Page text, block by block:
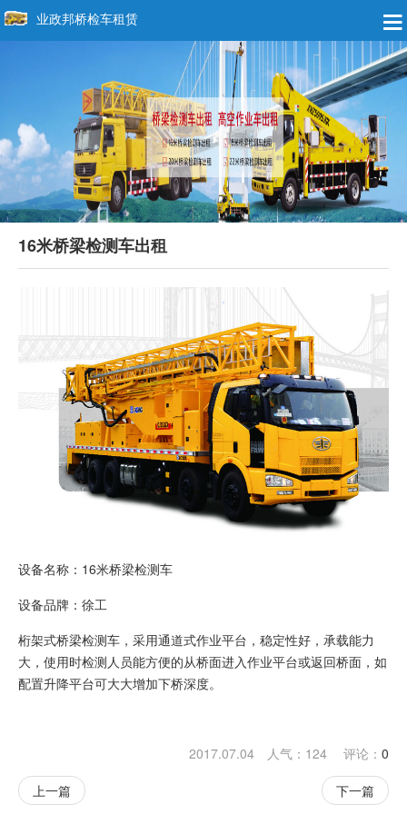
业政邦桥检车租赁
16米桥梁检测车出租
设备名称：16米桥梁检测车
设备品牌：徐工
桁架式桥梁检测车，采用通道式作业平台，稳定性好，承载能力
大，使用时检测人员能方便的从桥面进入作业平台或返回桥面，如
配置升降平台可大大增加下桥深度。
2017.07.04 人气： 124 评论： 0
上一篇 下一篇